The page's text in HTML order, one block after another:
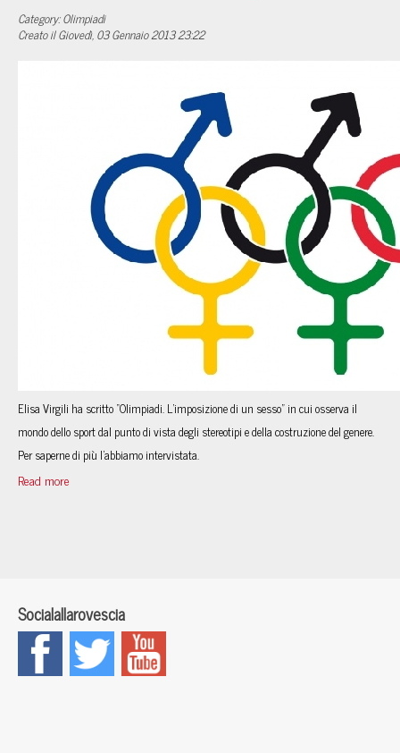
Category: Olimpiadi
Creato il Giovedì, 03 Gennaio 2013 23:22
Elisa Virgili ha scritto “Olimpiadi. L’imposizione di un sesso” in cui osserva il
mondo dello sport dal punto di vista degli stereotipi e della costruzione del genere.
Per saperne di più l’abbiamo intervistata.
Read more
Socialallarovescia